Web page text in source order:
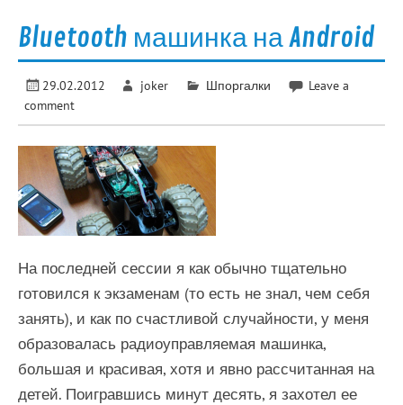
Bluetooth машинка на Android
29.02.2012 joker Шпоргалки
Leave a
comment
На последней сессии я как обычно тщательно
готовился к экзаменам (то есть не знал, чем себя
занять), и как по счастливой случайности, у меня
образовалась радиоуправляемая машинка,
большая и красивая, хотя и явно рассчитанная на
детей. Поигравшись минут десять, я захотел ее